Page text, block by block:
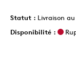
Statut : Livraison
Disponibilité :